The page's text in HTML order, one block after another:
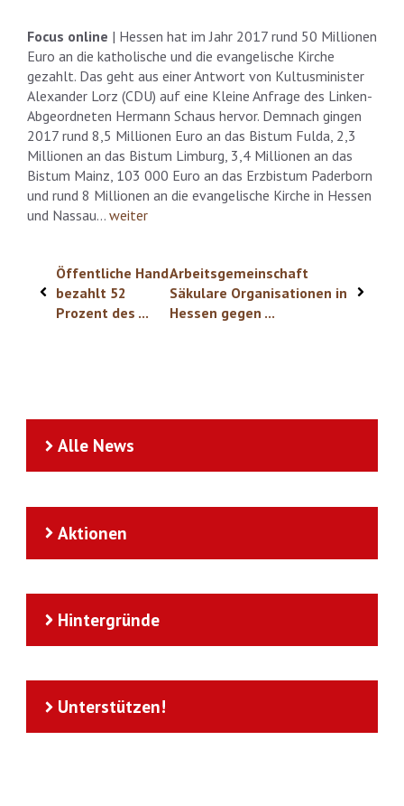
Focus online | Hessen hat im Jahr 2017 rund 50 Millionen
Euro an die katholische und die evangelische Kirche
gezahlt. Das geht aus einer Antwort von Kultusminister
Alexander Lorz (CDU) auf eine Kleine Anfrage des Linken-
Abgeordneten Hermann Schaus hervor. Demnach gingen
2017 rund 8,5 Millionen Euro an das Bistum Fulda, 2,3
Millionen an das Bistum Limburg, 3,4 Millionen an das
Bistum Mainz, 103 000 Euro an das Erzbistum Paderborn
und rund 8 Millionen an die evangelische Kirche in Hessen
und Nassau… weiter
Öffentliche Hand
bezahlt 52
Prozent des ...
Arbeitsgemeinschaft
Säkulare Organisationen in
Hessen gegen ...
Alle News
Aktionen
Hintergründe
Unterstützen!